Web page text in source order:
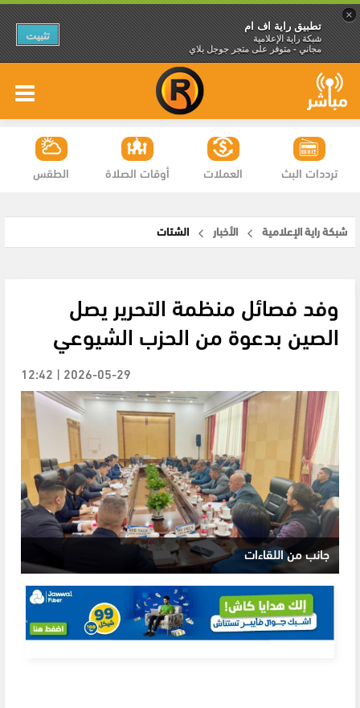
×
تطبيق راية اف ام
شبكة راية الإعلامية
مجاني - متوفر على متجر جوجل بلاي
تثبيت
الطقس أوقات الصلاة العملات ترددات البث
شبكة راية الإعلامية الأخبار الشتات
وفد فصائل منظمة التحرير يصل
الصين بدعوة من الحزب الشيوعي
2026-05-29 | 12:42
جانب من اللقاءات